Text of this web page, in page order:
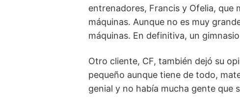
entrenadores, Francis y Ofelia, que
máquinas. Aunque no es muy
máquinas. En definitiva, un
Otro cliente, CF, también dejó su
pequeño aunque tiene de todo,
genial y no había mucha gente que